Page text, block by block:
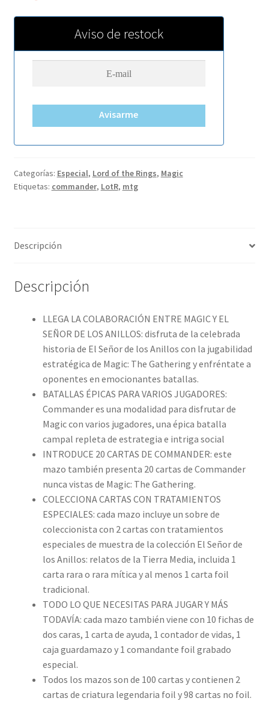
Aviso de restock
Avisarme
Categorías: Especial, Lord of the Rings, Magic
Etiquetas: commander, LotR, mtg
Descripción
Descripción
LLEGA LA COLABORACIÓN ENTRE MAGIC Y EL
SEÑOR DE LOS ANILLOS: disfruta de la celebrada
historia de El Señor de los Anillos con la jugabilidad
estratégica de Magic: The Gathering y enfréntate a
oponentes en emocionantes batallas.
BATALLAS ÉPICAS PARA VARIOS JUGADORES:
Commander es una modalidad para disfrutar de
Magic con varios jugadores, una épica batalla
campal repleta de estrategia e intriga social
INTRODUCE 20 CARTAS DE COMMANDER: este
mazo también presenta 20 cartas de Commander
nunca vistas de Magic: The Gathering.
COLECCIONA CARTAS CON TRATAMIENTOS
ESPECIALES: cada mazo incluye un sobre de
coleccionista con 2 cartas con tratamientos
especiales de muestra de la colección El Señor de
los Anillos: relatos de la Tierra Media, incluida 1
carta rara o rara mítica y al menos 1 carta foil
tradicional.
TODO LO QUE NECESITAS PARA JUGAR Y MÁS
TODAVÍA: cada mazo también viene con 10 fichas de
dos caras, 1 carta de ayuda, 1 contador de vidas, 1
caja guardamazo y 1 comandante foil grabado
especial.
Todos los mazos son de 100 cartas y contienen 2
cartas de criatura legendaria foil y 98 cartas no foil.